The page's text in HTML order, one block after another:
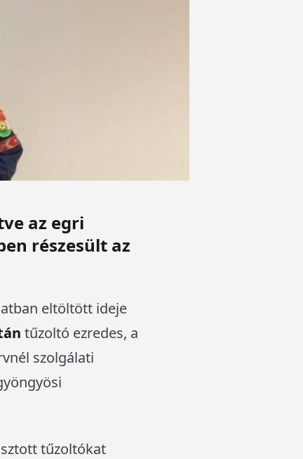
az egri
részesült az
eltöltött ideje
tűzoltó ezredes, a
szolgálati
tűzoltókat